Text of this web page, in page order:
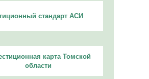
стандарт АСИ
карта Томской
области